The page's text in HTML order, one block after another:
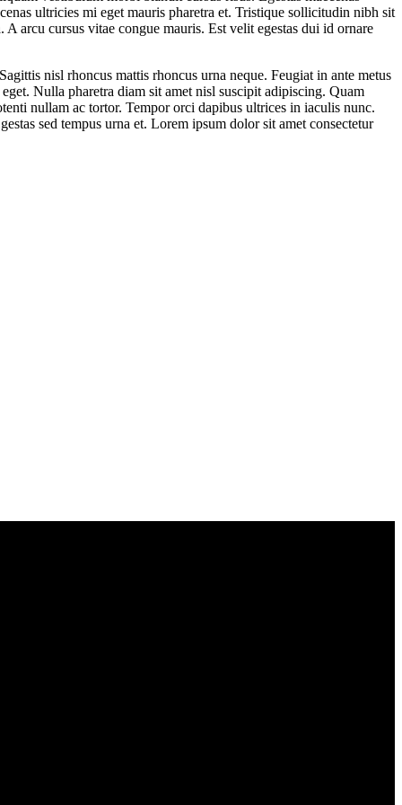
ultricies mi eget mauris pharetra et. Tristique sollicitudin nibh sit
arcu cursus vitae congue mauris. Est velit egestas dui id ornare
nisl rhoncus mattis rhoncus urna neque. Feugiat in ante metus
Nulla pharetra diam sit amet nisl suscipit adipiscing. Quam
nullam ac tortor. Tempor orci dapibus ultrices in iaculis nunc.
sed tempus urna et. Lorem ipsum dolor sit amet consectetur